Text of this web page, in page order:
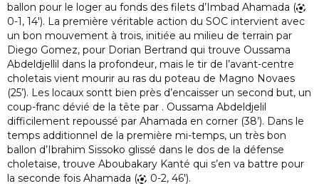
ballon pour le loger au fonds des filets d’Imbad Ahamada (
0-1, 14′). La première véritable action du SOC intervient avec
un bon mouvement à trois, initiée au milieu de terrain par
Diego Gomez, pour Dorian Bertrand qui trouve Oussama
Abdeldjellil dans la profondeur, mais le tir de l’avant-centre
choletais vient mourir au ras du poteau de Magno Novaes
(25’). Les locaux sontt bien près d’encaisser un second but, un
coup-franc dévié de la tête par . Oussama Abdeldjelil
difficilement repoussé par Ahamada en corner (38’). Dans le
temps additionnel de la première mi-temps, un très bon
ballon d’Ibrahim Sissoko glissé dans le dos de la défense
choletaise, trouve Aboubakary Kanté qui s’en va battre pour
la seconde fois Ahamada (
0-2, 46′).